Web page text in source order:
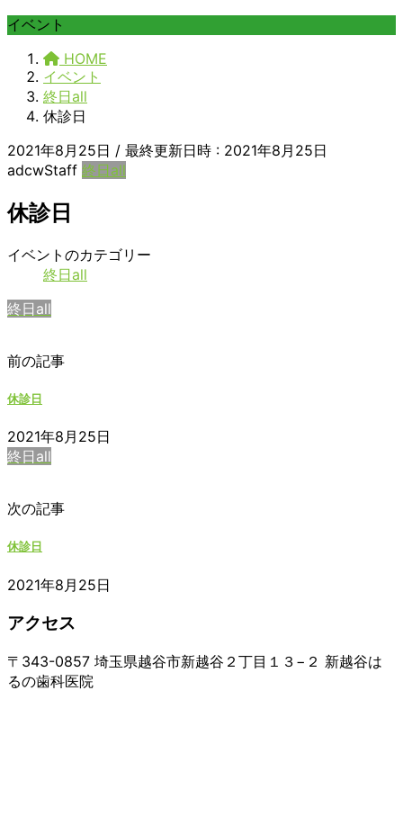
イベント
HOME
イベント
終日all
休診日
2021年8月25日 / 最終更新日時 : 2021年8月25日
adcwStaff 終日all
休診日
休
イベントのカテゴリー
終日all
終日all
前の記事
休診日
2021年8月25日
終日all
次の記事
休診日
2021年8月25日
アクセス
〒343-0857 埼玉県越谷市新越谷２丁目１３−２ 新越谷は
るの歯科医院